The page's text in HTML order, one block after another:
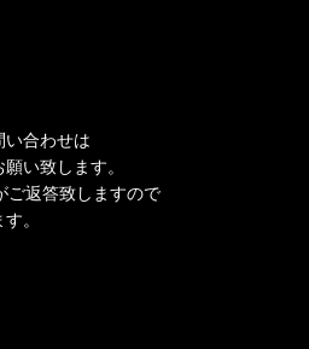
い合わせは
い致します。
ご返答致しますので
。